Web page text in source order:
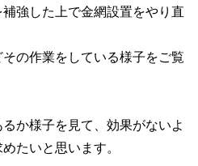
強した上で金網設置をやり直
の作業をしている様子をご覧
か様子を見て、効果がないよ
たいと思います。